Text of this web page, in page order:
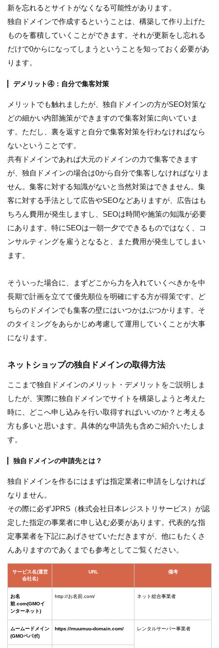
新を忘れるとサイトがなくなる可能性があります。
独自ドメインで作成するということは、構築して作り上げた
ものを蓄積していくことができます。それが更新をし忘れる
だけで0からになってしまうということを知っておく必要があ
ります。
デメリット④：自分で集客対策
メリットでも触れましたが、独自ドメインの方がSEO対策な
どの細かい内部施策ができますので集客対策に向いていま
す。ただし、裏を返すと自分で集客対策を行わなければなら
ないということです。
共有ドメインであれば大元のドメインの力で集客できます
が、独自ドメインの場合は0から自分で集客しなければなりま
せん。集客に対する知識がないと当然対策はできません。集
客に対する手法として広告やSEOなどありますが、広告はも
ちろん費用が発生しますし、SEOは時間や施策の知識が必要
にあります。特にSEOは一朝一夕でできるものではなく、コ
ンサルティングを雇うとなると、また費用が発生してしまい
ます。
そういった場合に、まずどこから力を入れていくべきかを中
長期で計画を立てて優先順位を明確にする方が得策です。ど
ちらのドメインでも集客の壁にはいつかはぶつかります。そ
のタイミングをあらかじめ考慮して運用していくことが大事
になります。
ネットショップの独自ドメインの取得方法
ここまで独自ドメインのメリット・デメリットをご説明しま
したが、実際に独自ドメインでサイトを構築しようと考えた
時に、どこへ申し込みを行い取得すればいいのか？と考える
方も多いと思います。具体的な申請先も含めご紹介いたしま
す。
独自ドメインの申請先とは？
独自ドメインを作るにはまずは指定業者に申請をしなければ
なりません。
その際に必ずJPRS（株式会社日本レジストリサービス）が認
定した指定の事業者に申し込む必要があります。代表的な指
定事業者を下記にあげさせていただきますが、他にもたくさ
んありますのであくまでも参考としてご覧ください。
サービス名(運営
会社名)
URL 備考
お名
前.com(GMOイ
ンターネット)
http://お名前.com/ ネット総合事業者
ムームードメイン
(GMOペパボ)
https://muumuu-domain.com/ レンタルサーバー事業者